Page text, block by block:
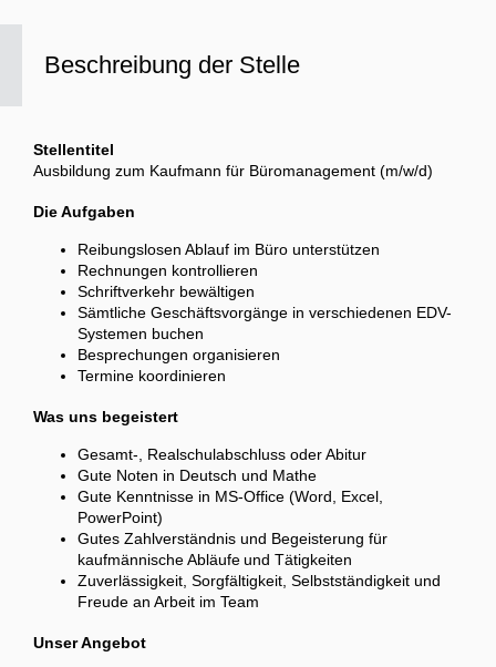
Beschreibung der Stelle
Stellentitel
Ausbildung zum Kaufmann für Büromanagement (m/w/d)
Die Aufgaben
Reibungslosen Ablauf im Büro unterstützen
Rechnungen kontrollieren
Schriftverkehr bewältigen
Sämtliche Geschäftsvorgänge in verschiedenen EDV-
Systemen buchen
Besprechungen organisieren
Termine koordinieren
Was uns begeistert
Gesamt-, Realschulabschluss oder Abitur
Gute Noten in Deutsch und Mathe
Gute Kenntnisse in MS-Office (Word, Excel,
PowerPoint)
Gutes Zahlverständnis und Begeisterung für
kaufmännische Abläufe und Tätigkeiten
Zuverlässigkeit, Sorgfältigkeit, Selbstständigkeit und
Freude an Arbeit im Team
Unser Angebot